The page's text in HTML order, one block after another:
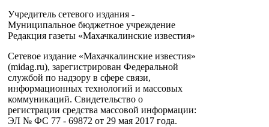
Учредитель сетевого издания -
Муниципальное бюджетное учреждение
Редакция газеты «Махачкалинские известия»
Сетевое издание «Махачкалинские известия»
(midag.ru), зарегистрирован Федеральной
службой по надзору в сфере связи,
информационных технологий и массовых
коммуникаций. Свидетельство о
регистрации средства массовой информации:
ЭЛ № ФС 77 - 69872 от 29 мая 2017 года.